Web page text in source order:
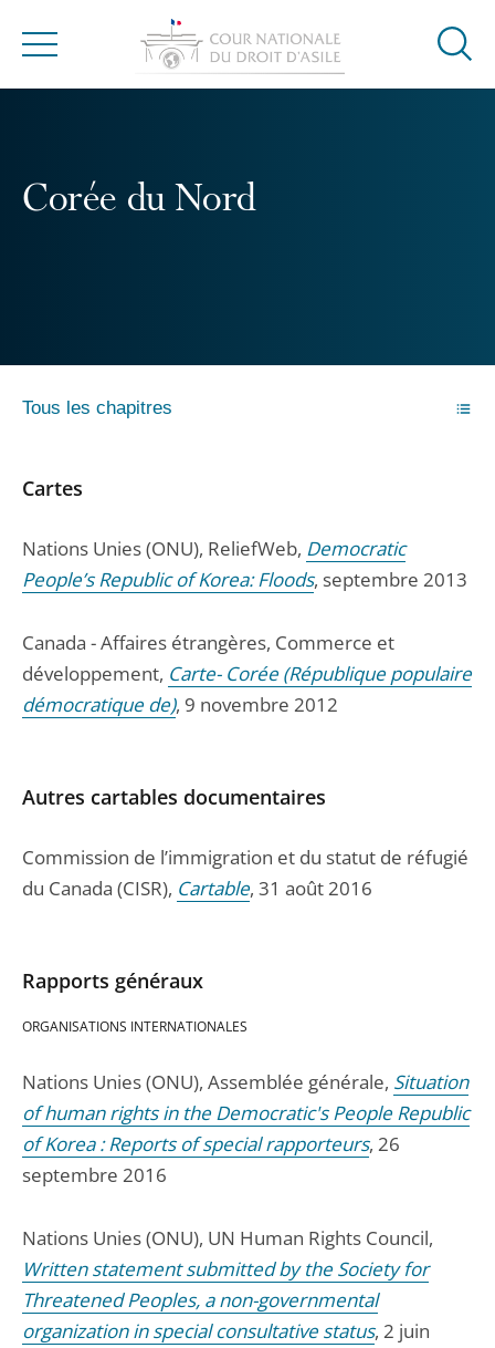
Menu
Ouvrir
Corée du Nord
Tous les chapitres
Cartes
Nations Unies (ONU), ReliefWeb, Democratic
People’s Republic of Korea: Floods, septembre 2013
Canada - Affaires étrangères, Commerce et
développement, Carte- Corée (République populaire
démocratique de), 9 novembre 2012
Autres cartables documentaires
Commission de l’immigration et du statut de réfugié
du Canada (CISR), Cartable, 31 août 2016
Rapports généraux
ORGANISATIONS INTERNATIONALES
Nations Unies (ONU), Assemblée générale, Situation
of human rights in the Democratic's People Republic
of Korea : Reports of special rapporteurs, 26
septembre 2016
Nations Unies (ONU), UN Human Rights Council,
Written statement submitted by the Society for
Threatened Peoples, a non-governmental
organization in special consultative status, 2 juin